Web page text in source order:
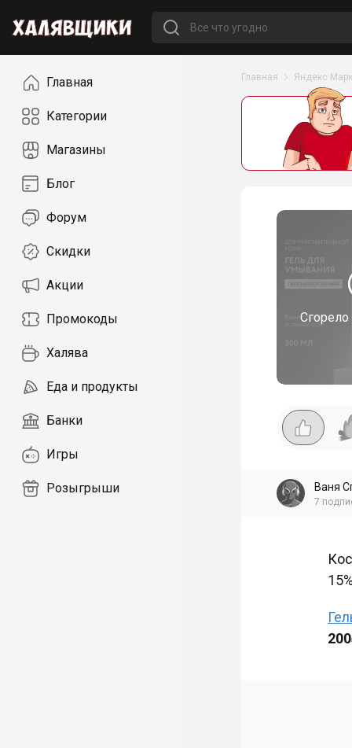
НавигацияГлавная
Категории
Магазины
Блог
Форум
Скидки
Акции
Промокоды
Халява
Еда и продукты
Банки
Игры
Розыгрыши
Главная Яндекс
Сгорело
Ваня
7